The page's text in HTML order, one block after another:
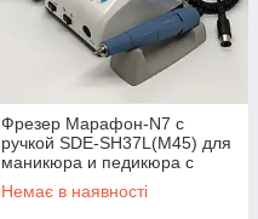
Фрезер Марафон-N7 с
ручкой SDE-SH37L(M45) для
маникюра и педикюра с
реостатной педалью
Немає в наявності